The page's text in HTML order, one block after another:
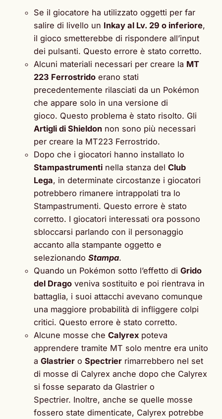
Se il giocatore ha utilizzato oggetti per far
salire di livello un Inkay al Lv. 29 o inferiore,
il gioco smetterebbe di rispondere all’input
dei pulsanti. Questo errore è stato corretto.
Alcuni materiali necessari per creare la MT
223 Ferrostrido erano stati
precedentemente rilasciati da un Pokémon
che appare solo in una versione di
gioco. Questo problema è stato risolto. Gli
Artigli di Shieldon non sono più necessari
per creare la MT223 Ferrostrido.
Dopo che i giocatori hanno installato lo
Stampastrumenti nella stanza del Club
Lega, in determinate circostanze i giocatori
potrebbero rimanere intrappolati tra lo
Stampastrumenti. Questo errore è stato
corretto. I giocatori interessati ora possono
sbloccarsi parlando con il personaggio
accanto alla stampante oggetto e
selezionando Stampa.
Quando un Pokémon sotto l’effetto di Grido
del Drago veniva sostituito e poi rientrava in
battaglia, i suoi attacchi avevano comunque
una maggiore probabilità di infliggere colpi
critici. Questo errore è stato corretto.
Alcune mosse che Calyrex poteva
apprendere tramite MT solo mentre era unito
a Glastrier o Spectrier rimarrebbero nel set
di mosse di Calyrex anche dopo che Calyrex
si fosse separato da Glastrier o
Spectrier. Inoltre, anche se quelle mosse
fossero state dimenticate, Calyrex potrebbe